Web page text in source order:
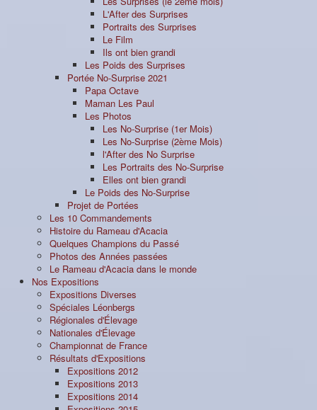
L'After des Surprises
Portraits des Surprises
Le Film
Ils ont bien grandi
Les Poids des Surprises
Portée No-Surprise 2021
Papa Octave
Maman Les Paul
Les Photos
Les No-Surprise (1er Mois)
Les No-Surprise (2ème Mois)
l'After des No Surprise
Les Portraits des No-Surprise
Elles ont bien grandi
Le Poids des No-Surprise
Projet de Portées
Les 10 Commandements
Histoire du Rameau d'Acacia
Quelques Champions du Passé
Photos des Années passées
Le Rameau d'Acacia dans le monde
Nos Expositions
Expositions Diverses
Spéciales Léonbergs
Régionales d'Élevage
Nationales d'Élevage
Championnat de France
Résultats d'Expositions
Expositions 2012
Expositions 2013
Expositions 2014